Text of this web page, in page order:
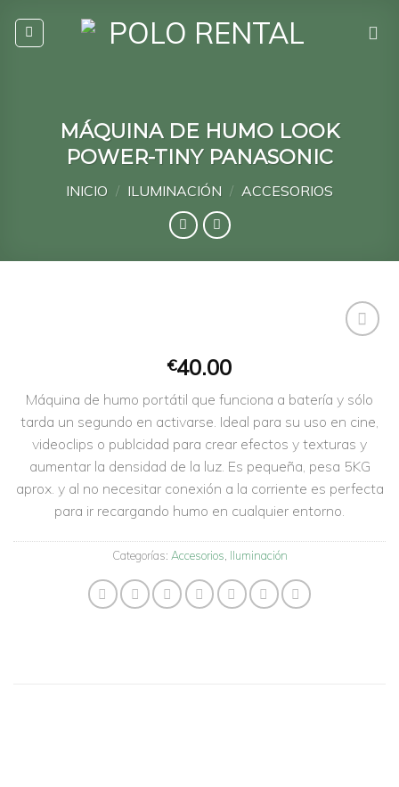
MÁQUINA DE HUMO LOOK
POWER-TINY PANASONIC
INICIO / ILUMINACIÓN / ACCESORIOS
a la
lista de
deseos
€40.00
Máquina de humo portátil que funciona a batería y sólo
tarda un segundo en activarse. Ideal para su uso en cine,
videoclips o publcidad para crear efectos y texturas y
aumentar la densidad de la luz. Es pequeña, pesa 5KG
aprox. y al no necesitar conexión a la corriente es perfecta
para ir recargando humo en cualquier entorno.
Categorías: Accesorios Iluminación